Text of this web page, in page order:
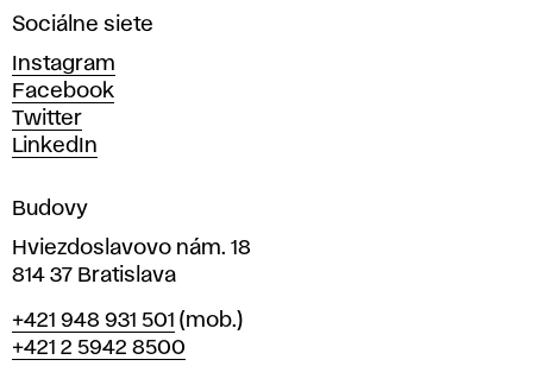
ý
c
h
u
m
e
í
v
r
a
Sociálne siete
Instagram
Facebook
Twitter
LinkedIn
Budovy
Hviezdoslavovo nám. 18
814 37 Bratislava
Telefón
+421 948 931 501 (mob.)
+421 2 5942 8500